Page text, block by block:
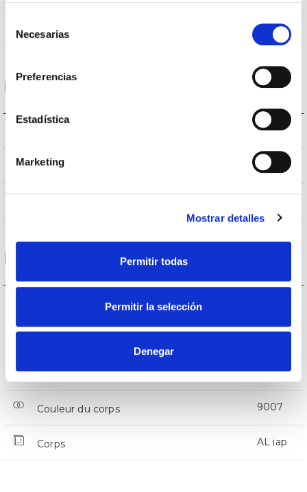
Necesarias
Preferencias
Estadística
Marketing
Mostrar detalles
Permitir todas
Permitir la selección
Denegar
Empalmable
Données optiques
3.000K
CRI Indice de rendu des couleurs >70
Logement et finition
IK Protection contre des impacts
Intensité (A) 66
Couleur du corps 9007
Corps AL iap